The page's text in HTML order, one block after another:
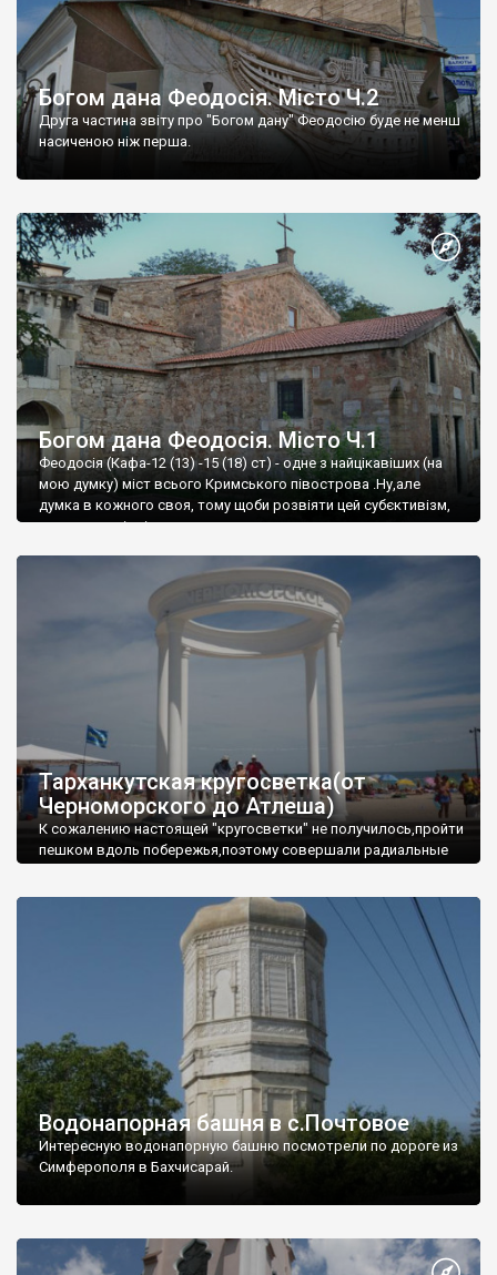
Богом дана Феодосія. Місто Ч.2
Друга частина звіту про "Богом дану" Феодосію буде не менш
насиченою ніж перша.
Богом дана Феодосія. Місто Ч.1
Феодосія (Кафа-12 (13) -15 (18) ст) - одне з найцікавіших (на
мою думку) міст всього Кримського півострова .Ну,але
думка в кожного своя, тому щоби розвіяти цей субєктивізм,
запрошую відвідати це
Тарханкутская кругосветка(от
Черноморского до Атлеша)
К сожалению настоящей "кругосветки" не получилось,пройти
пешком вдоль побережья,поэтому совершали радиальные
Водонапорная башня в с.Почтовое
Интересную водонапорную башню посмотрели по дороге из
Симферополя в Бахчисарай.